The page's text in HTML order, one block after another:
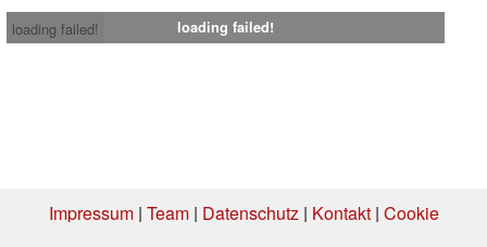
loading failed!
loading failed!
Impressum| Team| Datenschutz| Kontakt| Cookie